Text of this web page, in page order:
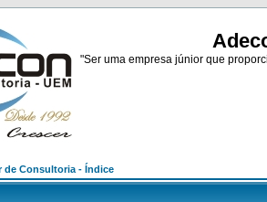
"Ser uma empresa júnior que
de Consultoria - Índice